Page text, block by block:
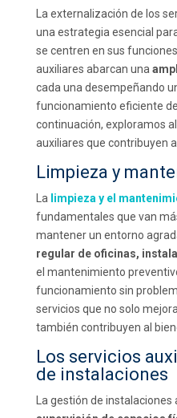
La externalización de los
una estrategia esencial
se centren en sus
auxiliares abarcan una
cada una desempeñando
funcionamiento eficiente
continuación, exploramos
auxiliares que contribuyen
Limpieza y
La limpieza y el
fundamentales que van
mantener un entorno
regular de oficinas,
el mantenimiento
funcionamiento sin
servicios que no solo
también contribuyen al
Los servicios
de instalaciones
La gestión de instalaciones